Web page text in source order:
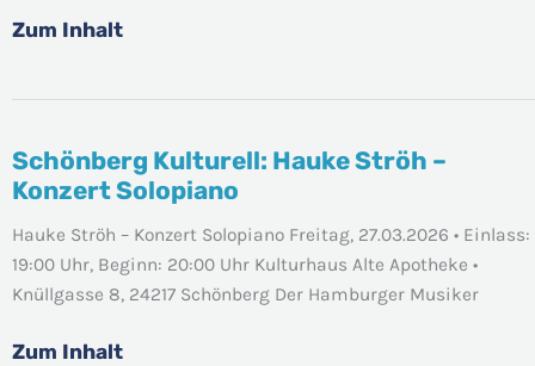
neuem
Format
Zum Inhalt
Schönberg Kulturell: Hauke Ströh –
Konzert Solopiano
Hauke Ströh – Konzert Solopiano Freitag, 27.03.2026 • Einlass:
19:00 Uhr, Beginn: 20:00 Uhr Kulturhaus Alte Apotheke •
Knüllgasse 8, 24217 Schönberg Der Hamburger Musiker
Schönberg
Kulturell:
Ströh
–
Konzert
Solopiano
Zum Inhalt